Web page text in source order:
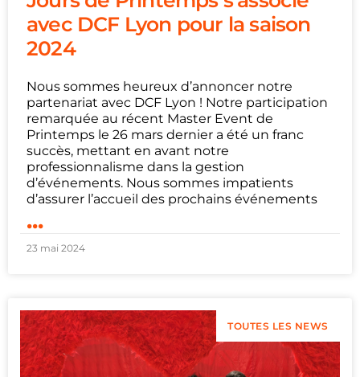
avec DCF Lyon pour la saison
2024
Nous sommes heureux d’annoncer notre
partenariat avec DCF Lyon ! Notre participation
remarquée au récent Master Event de
Printemps le 26 mars dernier a été un franc
succès, mettant en avant notre
professionnalisme dans la gestion
d’événements. Nous sommes impatients
d’assurer l’accueil des prochains événements
...
23 mai 2024
TOUTES LES NEWS